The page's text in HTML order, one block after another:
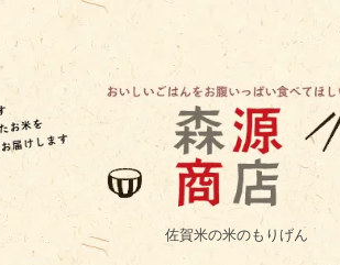
佐賀米の米のもりげん